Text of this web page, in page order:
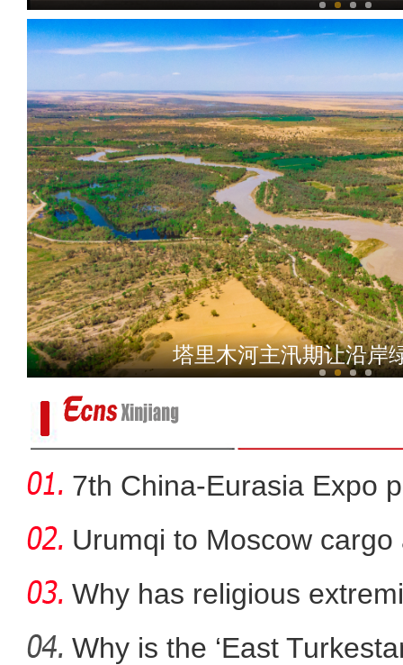
新疆吉木乃县2.83万亩小麦
塔里木河主汛期让沿岸
7th China-Eurasia Expo
Urumqi to Moscow
Why has religious
rootless g
Why is the ‘East